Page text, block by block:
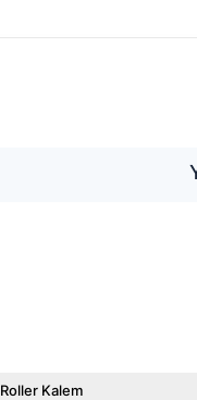
Roller Kalem